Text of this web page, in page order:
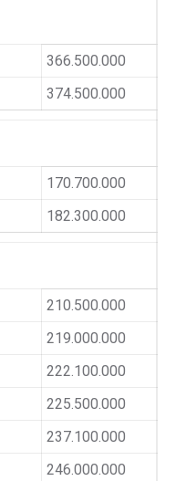
366.500.000
374.500.000
170.700.000
182.300.000
210.500.000
219.000.000
222.100.000
225.500.000
237.100.000
246.000.000